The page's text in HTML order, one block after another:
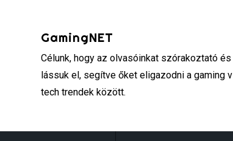
GamingNET
Célunk, hogy az olvasóinkat szórakoztató
lássuk el, segítve őket eligazodni a gaming
tech trendek között.